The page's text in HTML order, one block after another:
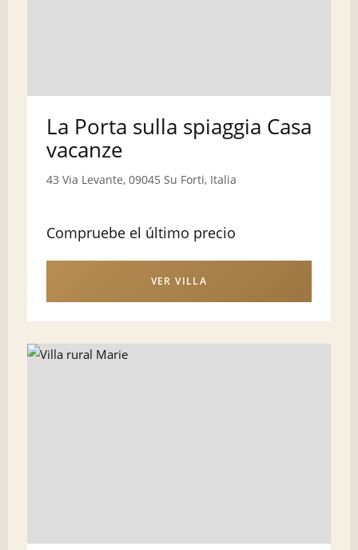
La Porta sulla spiaggia Casa
vacanze
43 Via Levante, 09045 Su Forti, Italia
Compruebe el último precio
VER VILLA